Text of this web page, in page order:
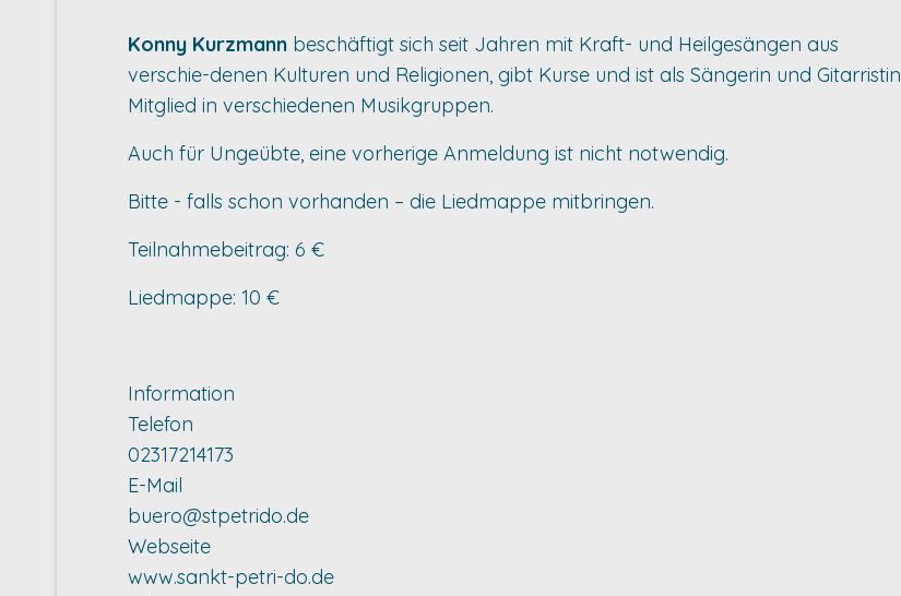
Konny Kurzmann beschäftigt sich seit Jahren mit Kraft- und Heilgesängen aus
verschie-denen Kulturen und Religionen, gibt Kurse und ist als Sängerin und Gitarristin
Mitglied in verschiedenen Musikgruppen.
Auch für Ungeübte, eine vorherige Anmeldung ist nicht notwendig.
Bitte - falls schon vorhanden – die Liedmappe mitbringen.
Teilnahmebeitrag: 6 €
Liedmappe: 10 €
Information
Telefon
02317214173
E-Mail
buero@stpetrido.de
Webseite
www.sankt-petri-do.de